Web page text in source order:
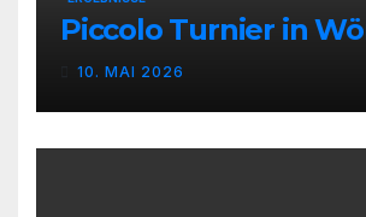
Piccolo Turnier in
10. MAI 2026